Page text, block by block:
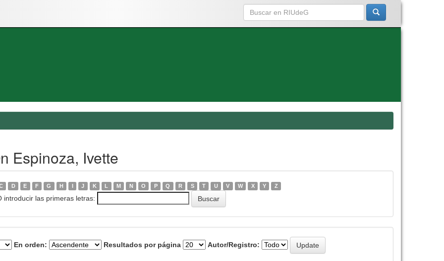
Espinoza, Ivette
D E F G H I J K L M N O P Q R S T U V W X Y Z
introducir las primeras letras:
En orden: Resultados por página Autor/Registro: